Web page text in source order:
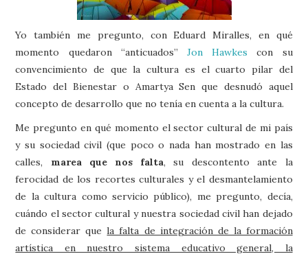
Yo también me pregunto, con Eduard Miralles, en qué
momento quedaron “anticuados” Jon Hawkes con su
convencimiento de que la cultura es el cuarto pilar del
Estado del Bienestar o Amartya Sen que desnudó aquel
concepto de desarrollo que no tenía en cuenta a la cultura.
Me pregunto en qué momento el sector cultural de mi país
y su sociedad civil (que poco o nada han mostrado en las
calles, marea que nos falta, su descontento ante la
ferocidad de los recortes culturales y el desmantelamiento
de la cultura como servicio público), me pregunto, decía,
cuándo el sector cultural y nuestra sociedad civil han dejado
de considerar quela falta de integración de la formación
artística en nuestro sistema educativo general, la